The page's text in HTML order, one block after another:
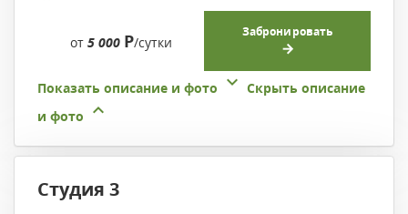
от 5 000 Р/сутки
Забронировать
Показать описание и фото
Скрыть описание
и фото
Студия 3